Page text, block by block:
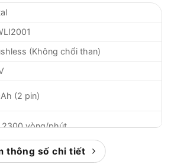
(Không chổi than)
(2 pin)
2300 vòng/phút
3550 lần/phút
thông số chi tiết